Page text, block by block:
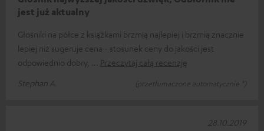
jest już aktualny
Głośniki na półce z książkami brzmią najlepiej i brzmią znacznie
lepiej niż sugeruje cena - stosunek ceny do jakości jest
odpowiednio dobry,
Przeczytaj całą recenzję
Stephan A.
(przetłumaczone automatycznie *)
28.10.2019